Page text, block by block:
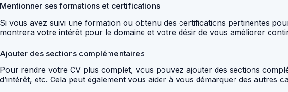
Mentionner ses formations et certifications
Si vous avez suivi une formation ou obtenu des certifications pertinentes
montrera votre intérêt pour le domaine et votre désir de vous améliorer
Ajouter des sections complémentaires
Pour rendre votre CV plus complet, vous pouvez ajouter des sections
d’intérêt, etc. Cela peut également vous aider à vous démarquer des autres